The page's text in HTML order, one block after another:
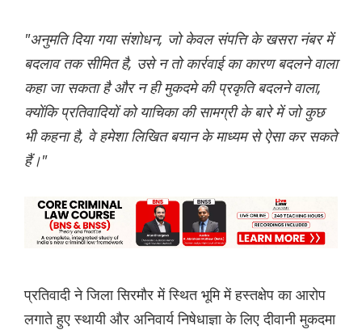
"अनुमति दिया गया संशोधन, जो केवल संपत्ति के खसरा नंबर में
बदलाव तक सीमित है, उसे न तो कार्रवाई का कारण बदलने वाला
कहा जा सकता है और न ही मुकदमे की प्रकृति बदलने वाला,
क्योंकि प्रतिवादियों को याचिका की सामग्री के बारे में जो कुछ
भी कहना है, वे हमेशा लिखित बयान के माध्यम से ऐसा कर सकते
हैं।"
प्रतिवादी ने जिला सिरमौर में स्थित भूमि में हस्तक्षेप का आरोप
लगाते हुए स्थायी और अनिवार्य निषेधाज्ञा के लिए दीवानी मुकदमा